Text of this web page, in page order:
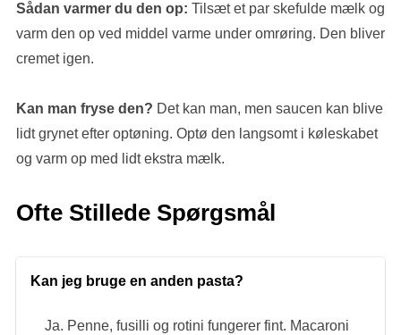
Sådan varmer du den op: Tilsæt et par skefulde mælk og
varm den op ved middel varme under omrøring. Den bliver
cremet igen.
Kan man fryse den? Det kan man, men saucen kan blive
lidt grynet efter optøning. Optø den langsomt i køleskabet
og varm op med lidt ekstra mælk.
Ofte Stillede Spørgsmål
Kan jeg bruge en anden pasta?
Ja. Penne, fusilli og rotini fungerer fint. Macaroni